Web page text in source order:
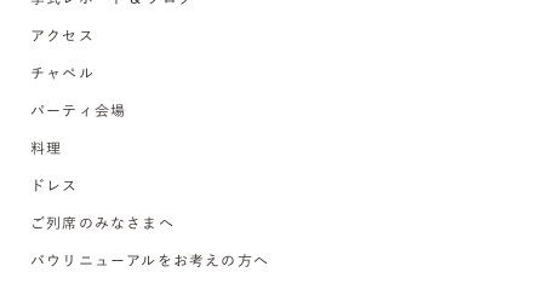
アクセス
チャペル
パーティ会場
料理
ドレス
ご列席のみなさまへ
バウリニューアルをお考えの方へ